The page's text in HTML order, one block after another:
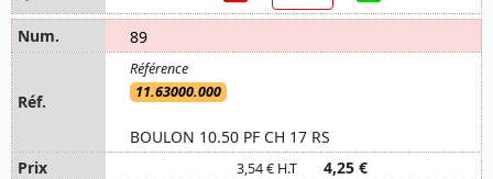
89
11.63000.000
BOULON 10.50 PF CH 17 RS
3,54 € H.T 4,25 €